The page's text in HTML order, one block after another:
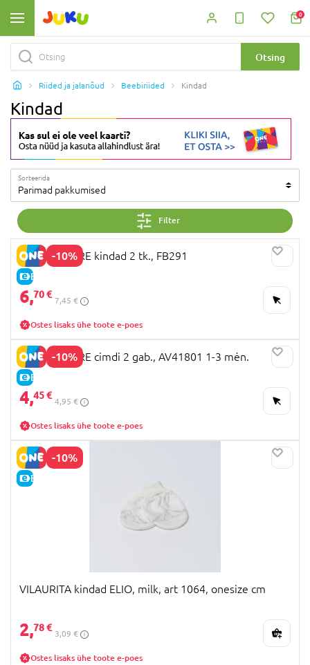
0
Otsing
Riided ja jalanõud Beebiriided Kindad
Kindad
Sorteerida
Parimad pakkumised
Filter
-10%
E-HIND
MOTHERCARE kindad 2 tk., FB291
6,70 €
7,45 €
Ostes lisaks ühe toote e-poes
-10%
E-HIND
MOTHERCARE cimdi 2 gab., AV41801 1-3 mėn.
4,45 €
4,95 €
Ostes lisaks ühe toote e-poes
-10%
E-HIND
VILAURITA kindad ELIO, milk, art 1064, onesize cm
2,78 €
3,09 €
Ostes lisaks ühe toote e-poes